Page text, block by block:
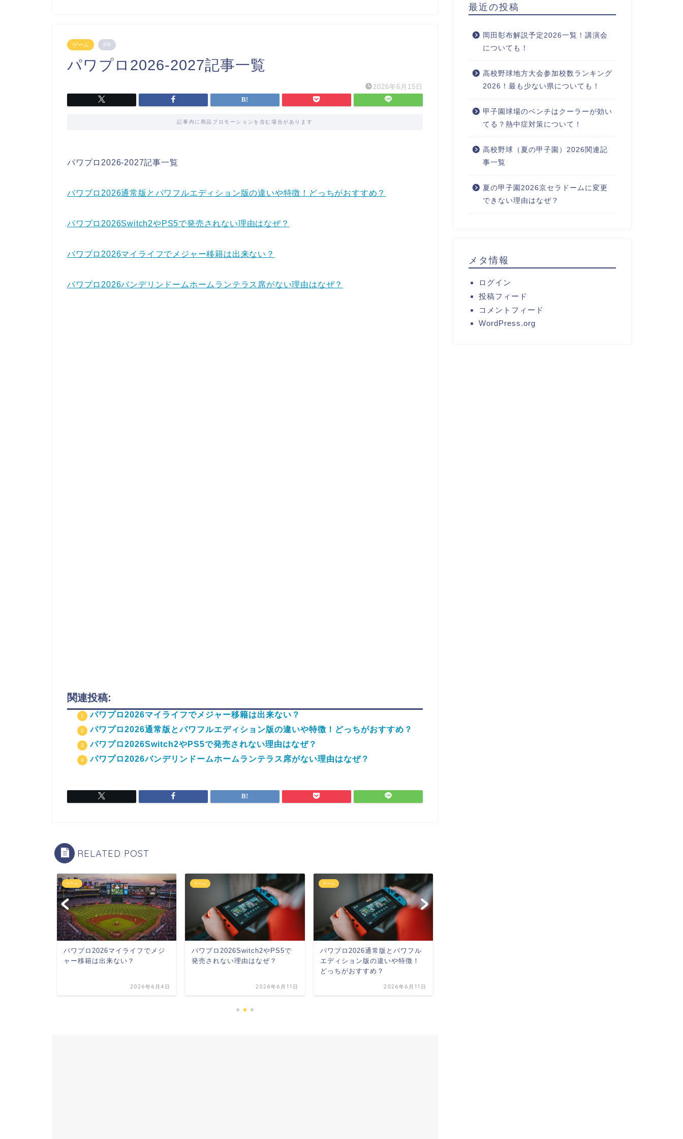
ゲーム PR
パワプロ2026-2027記事一覧
2026年6月15日
記事内に商品プロモーションを含む場合があります
パワプロ2026-2027記事一覧
パワプロ2026通常版とパワフルエディション版の違いや特徴！どっちがおすすめ？
パワプロ2026Switch2やPS5で発売されない理由はなぜ？
パワプロ2026マイライフでメジャー移籍は出来ない？
パワプロ2026バンデリンドームホームランテラス席がない理由はなぜ？
関連投稿:
パワプロ2026マイライフでメジャー移籍は出来ない？
パワプロ2026通常版とパワフルエディション版の違いや特徴！どっちがおすすめ？
パワプロ2026Switch2やPS5で発売されない理由はなぜ？
パワプロ2026バンデリンドームホームランテラス席がない理由はなぜ？
RELATED POST
ゲーム
パワプロ2026マイライフでメジ
ャー移籍は出来ない？
2026年6月4日
ゲーム
パワプロ2026Switch2やPS5で
発売されない理由はなぜ？
2026年6月11日
ゲーム
パワプロ2026通常版とパワフル
エディション版の違いや特徴！
どっちがおすすめ？
2026年6月11日
最近の投稿
岡田彰布解説予定2026一覧！講演会
についても！
高校野球地方大会参加校数ランキング
2026！最も少ない県についても！
甲子園球場のベンチはクーラーが効い
てる？熱中症対策について！
高校野球（夏の甲子園）2026関連記
事一覧
夏の甲子園2026京セラドームに変更
できない理由はなぜ？
メタ情報
ログイン
投稿フィード
コメントフィード
WordPress.org